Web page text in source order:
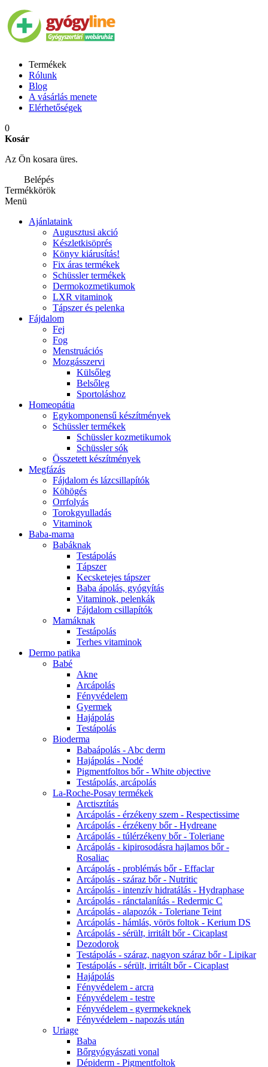
Termékek
Rólunk
Blog
A vásárlás menete
Elérhetőségek
0
Kosár
Az Ön kosara üres.
Belépés
Termékkörök
Menü
Ajánlataink
Augusztusi akció
Készletkisöprés
Könyv kiárusítás!
Fix áras termékek
Schüssler termékek
Dermokozmetikumok
LXR vitaminok
Tápszer és pelenka
Fájdalom
Fej
Fog
Menstruációs
Mozgásszervi
Külsőleg
Belsőleg
Sportoláshoz
Homeopátia
Egykomponensű készítmények
Schüssler termékek
Schüssler kozmetikumok
Schüssler sók
Összetett készítmények
Megfázás
Fájdalom és lázcsillapítók
Köhögés
Orrfolyás
Torokgyulladás
Vitaminok
Baba-mama
Babáknak
Testápolás
Tápszer
Kecsketejes tápszer
Baba ápolás, gyógyítás
Vitaminok, pelenkák
Fájdalom csillapítók
Mamáknak
Testápolás
Terhes vitaminok
Dermo patika
Babé
Akne
Arcápolás
Fényvédelem
Gyermek
Hajápolás
Testápolás
Bioderma
Babaápolás - Abc derm
Hajápolás - Nodé
Pigmentfoltos bőr - White objective
Testápolás, arcápolás
La-Roche-Posay termékek
Arctisztítás
Arcápolás - érzékeny szem - Respectissime
Arcápolás - érzékeny bőr - Hydreane
Arcápolás - túlérzékeny bőr - Toleriane
Arcápolás - kipirosodásra hajlamos bőr -
Rosaliac
Arcápolás - problémás bőr - Effaclar
Arcápolás - száraz bőr - Nutritic
Arcápolás - intenzív hidratálás - Hydraphase
Arcápolás - ránctalanítás - Redermic C
Arcápolás - alapozók - Toleriane Teint
Arcápolás - hámlás, vörös foltok - Kerium DS
Arcápolás - sérült, irritált bőr - Cicaplast
Dezodorok
Testápolás - száraz, nagyon száraz bőr - Lipikar
Testápolás - sérült, irritált bőr - Cicaplast
Hajápolás
Fényvédelem - arcra
Fényvédelem - testre
Fényvédelem - gyermekeknek
Fényvédelem - napozás után
Uriage
Baba
Bőrgyógyászati vonal
Dépiderm - Pigmentfoltok